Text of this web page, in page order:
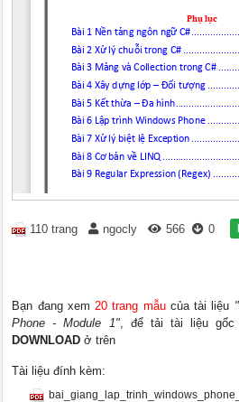
110 trang ngocly 566 0
Bạn đang xem20 trang mẫucủa tài liệu
Phone - Module 1", để tải tài liệu gốc
DOWNLOAD ở trên
Tài liệu đính kèm: